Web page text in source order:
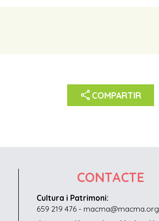
share COMPARTIR
CONTACTE
Cultura i Patrimoni:
659 219 476 - macma@macma.org